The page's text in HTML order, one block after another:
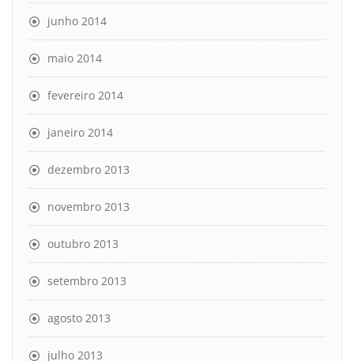
junho 2014
maio 2014
fevereiro 2014
janeiro 2014
dezembro 2013
novembro 2013
outubro 2013
setembro 2013
agosto 2013
julho 2013